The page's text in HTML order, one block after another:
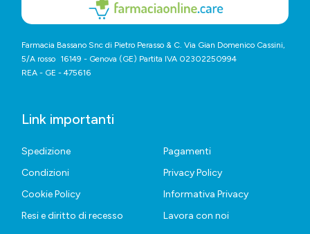
Farmacia Bassano Snc di Pietro Perasso & C. Via Gian Domenico Cassini,
5/A rosso 16149 - Genova (GE) Partita IVA 02302250994
REA - GE - 475616
Link importanti
Spedizione
Pagamenti
Condizioni
Privacy Policy
Cookie Policy
Informativa Privacy
Resi e diritto di recesso
Lavora con noi